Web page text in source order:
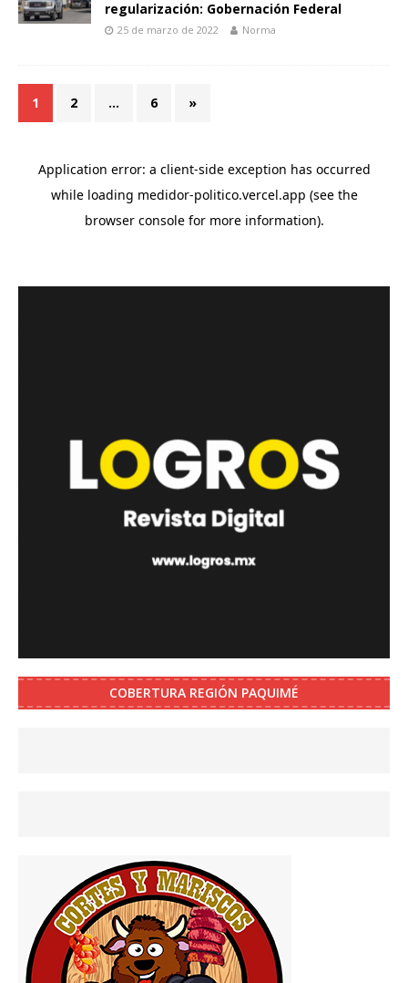
regularización: Gobernación Federal
25 de marzo de 2022 Norma
1 2 … 6 »
COBERTURA REGIÓN PAQUIMÉ